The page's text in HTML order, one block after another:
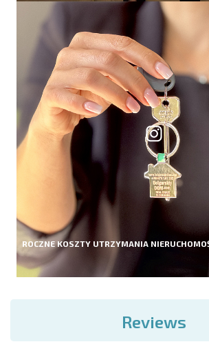
ROCZNE KOSZTY UTRZYMANIA
Reviews